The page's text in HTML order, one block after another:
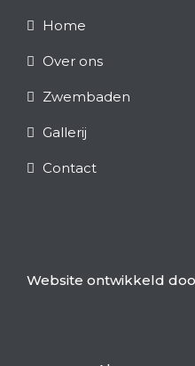
Home
Over ons
Zwembaden
Gallerij
Contact
Website ontwikkeld